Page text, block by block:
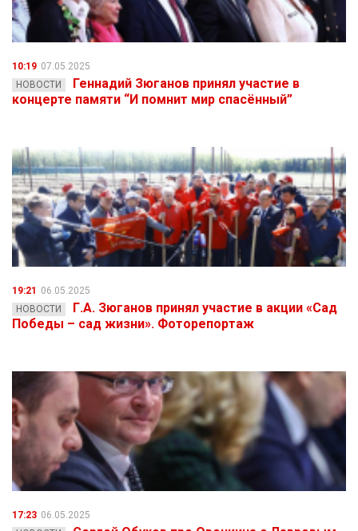
10:19 07.05.2025
НОВОСТИ
Геннадий Зюганов принял участие в
концерте памяти “И помнит мир спасённый”
19:21
06.05.2025
НОВОСТИ
Г.А. Зюганов принял участие в акции «Сад
Победы – сад жизни». Фоторепортаж
17:23 06.05.2025